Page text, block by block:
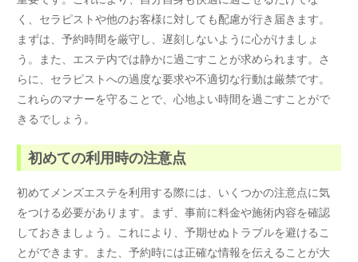
く、セラピストや他のお客様に対しても配慮が行き届きます。
まずは、予約時間を厳守し、遅刻しないように心がけましょ
う。また、エステ内では静かに過ごすことが求められます。さ
らに、セラピストへの過度な要求や不適切な行動は厳禁です。
これらのマナーを守ることで、心地よい時間を過ごすことがで
きるでしょう。
初めての利用時の注意点
初めてメンズエステを利用する際には、いくつかの注意点に気
をつける必要があります。まず、事前に料金や施術内容を確認
しておきましょう。これにより、予期せぬトラブルを避けるこ
とができます。また、予約時には正確な情報を伝えることが大